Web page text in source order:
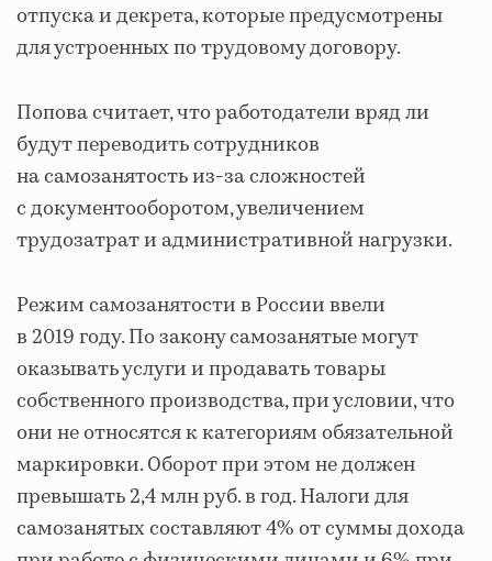
отпуска и декрета, которые предусмотрены
для устроенных по трудовому договору.
Попова считает, что работодатели вряд ли
будут переводить сотрудников
на самозанятость из-за сложностей
с документооборотом, увеличением
трудозатрат и административной нагрузки.
Режим самозанятости в России ввели
в 2019 году. По закону самозанятые могут
оказывать услуги и продавать товары
собственного производства, при условии, что
они не относятся к категориям обязательной
маркировки. Оборот при этом не должен
превышать 2,4 млн руб. в год. Налоги для
самозанятых составляют 4% от суммы дохода